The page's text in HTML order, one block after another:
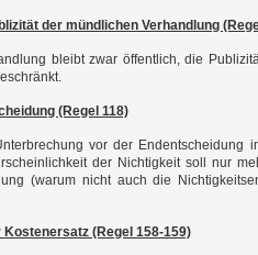
der mündlichen Verhandlung
bleibt zwar öffentlich, die
(Regel 118)
vor der Endentscheidung
der Nichtigkeit soll nur
(warum nicht auch die
(Regel 158-159)